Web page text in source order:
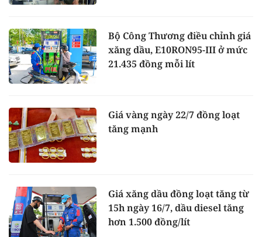
Bộ Công Thương điều chỉnh giá
xăng dầu, E10RON95-III ở mức
21.435 đồng mỗi lít
Giá vàng ngày 22/7 đồng loạt
tăng mạnh
Giá xăng dầu đồng loạt tăng từ
15h ngày 16/7, dầu diesel tăng
hơn 1.500 đồng/lít